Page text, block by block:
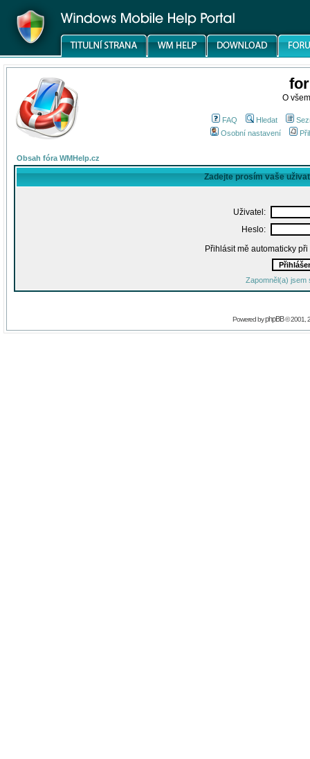
O
FAQ Hledat
Osobní nastavení
Obsah fóra WMHelp.cz
Zadejte prosím vaše
Uživatel:
Heslo:
Přihlásit mě automaticky
Zapomněl(a) jsem
Powered byphpBB© 2001,